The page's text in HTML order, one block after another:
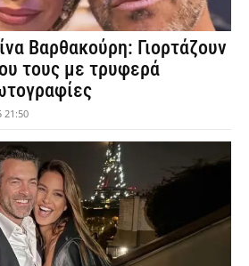
Βαρθακούρη: Γιορτάζουν
τους με τρυφερά
21:50